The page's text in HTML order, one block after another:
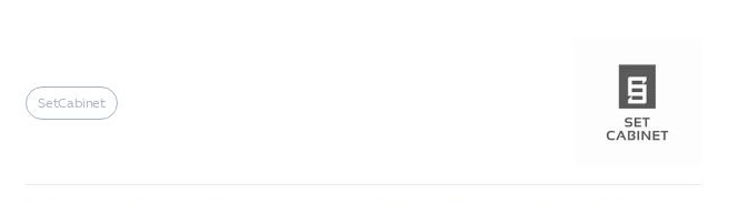
SetCabinet